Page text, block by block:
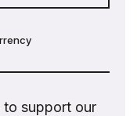
to support our